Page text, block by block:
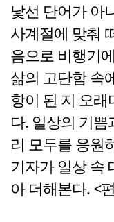
낯선 단어가 아
사계절에 맞춰
음으로 비행기
삶의 고단함 속
항이 된 지 오
다. 일상의 기
리 모두를 응원
기자가 일상 속
아 더해본다. <